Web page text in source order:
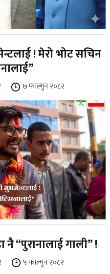
! मेरो भोट सचिन
७ फाल्गुन २०८२
नै “पुरानालाई गाली” !
५ फाल्गुन २०८२